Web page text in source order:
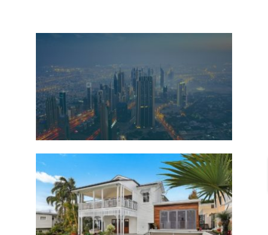
410-STANLEY5
$700
410-STANLEY4
$600